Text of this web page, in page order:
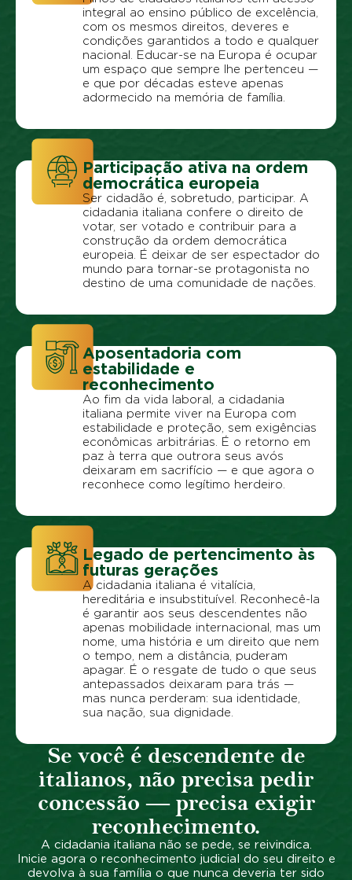
integral ao ensino público de excelência,
com os mesmos direitos, deveres e
condições garantidos a todo e qualquer
nacional. Educar-se na Europa é ocupar
um espaço que sempre lhe pertenceu —
e que por décadas esteve apenas
adormecido na memória de família.
Participação ativa na ordem
democrática europeia
Ser cidadão é, sobretudo, participar. A
cidadania italiana confere o direito de
votar, ser votado e contribuir para a
construção da ordem democrática
europeia. É deixar de ser espectador do
mundo para tornar-se protagonista no
destino de uma comunidade de nações.
Aposentadoria com
estabilidade e
reconhecimento
Ao fim da vida laboral, a cidadania
italiana permite viver na Europa com
estabilidade e proteção, sem exigências
econômicas arbitrárias. É o retorno em
paz à terra que outrora seus avós
deixaram em sacrifício — e que agora o
reconhece como legítimo herdeiro.
Legado de pertencimento às
futuras gerações
A cidadania italiana é vitalícia,
hereditária e insubstituível. Reconhecê-la
é garantir aos seus descendentes não
apenas mobilidade internacional, mas um
nome, uma história e um direito que nem
o tempo, nem a distância, puderam
apagar. É o resgate de tudo o que seus
antepassados deixaram para trás —
mas nunca perderam: sua identidade,
sua nação, sua dignidade.
Se você é descendente de
italianos, não precisa pedir
concessão — precisa exigir
reconhecimento.
A cidadania italiana não se pede, se reivindica.
Inicie agora o reconhecimento judicial do seu direito e
devolva à sua família o que nunca deveria ter sido